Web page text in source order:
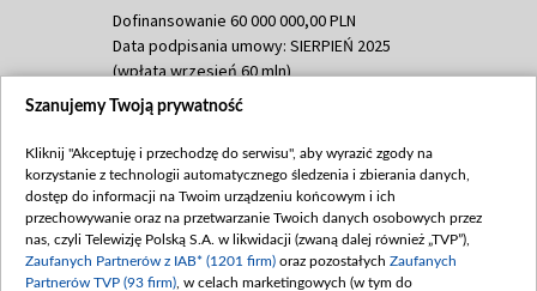
Dofinansowanie 60 000 000,00 PLN
Data podpisania umowy: SIERPIEŃ 2025
(wpłata wrzesień 60 mln)
Dofinansowanie 635 783 051,21 PLN
(wpłata wrzesień 100 mln, październik 350
mln, listopad 265 mln)
Dofinansowanie 48 862 000,00 PLN
Data podpisania umowy: GRUDZIEŃ 2025
(wpłata grudzień 60,548 mln)
Szanujemy Twoją prywatność
Kliknij "Akceptuję i przechodzę do serwisu", aby wyrazić zgody na
korzystanie z technologii automatycznego śledzenia i zbierania danych,
dostęp do informacji na Twoim urządzeniu końcowym i ich
przechowywanie oraz na przetwarzanie Twoich danych osobowych przez
nas, czyli Telewizję Polską S.A. w likwidacji (zwaną dalej również „TVP”),
Zaufanych Partnerów z IAB* (1201 firm) oraz pozostałych Zaufanych
Partnerów TVP (93 firm) , w celach marketingowych (w tym do